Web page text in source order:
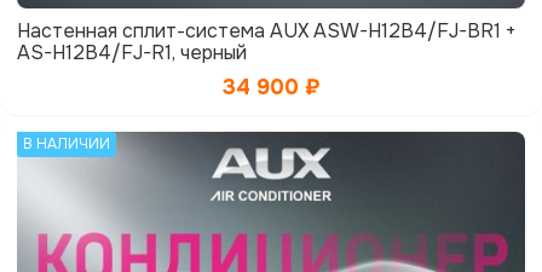
Настенная сплит-система AUX ASW-H12B4/FJ-BR1 +
AS-H12B4/FJ-R1, черный
34 900 ₽
В НАЛИЧИИ